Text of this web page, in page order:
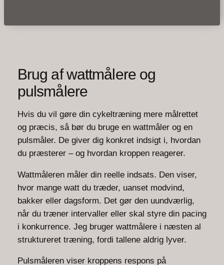
Brug af wattmålere og
pulsmålere
Hvis du vil gøre din cykeltræning mere målrettet
og præcis, så bør du bruge en wattmåler og en
pulsmåler. De giver dig konkret indsigt i, hvordan
du præsterer – og hvordan kroppen reagerer.
Wattmåleren måler din reelle indsats. Den viser,
hvor mange watt du træder, uanset modvind,
bakker eller dagsform. Det gør den uundværlig,
når du træner intervaller eller skal styre din pacing
i konkurrence. Jeg bruger wattmålere i næsten al
struktureret træning, fordi tallene aldrig lyver.
Pulsmåleren viser kroppens respons på